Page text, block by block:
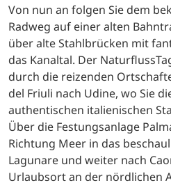
Wilde Flüsse und
Nördlich des Triglav
Radreise am wunderschönen
Entlang der Save geht es am
über den Wintersportort
Von nun an folgen Sie dem
Radweg auf einer alten
über alte Stahlbrücken mit
das Kanaltal. Der
durch die reizenden